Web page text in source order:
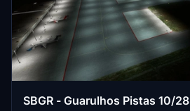
SBGR - Guarulhos Pistas 10/28